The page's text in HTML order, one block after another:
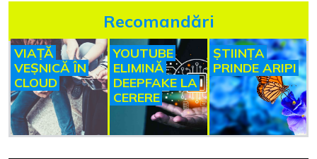
Recomandări
VIAȚĂ
VEȘNICĂ ÎN
CLOUD
YOUTUBE
ELIMINĂ
DEEPFAKE LA
CERERE
ȘTIINȚA
PRINDE ARIPI